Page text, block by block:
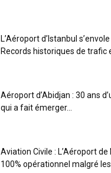
L’Aéroport d’Istanbul
Records historiques de trafic
Aéroport d’Abidjan : 30 ans
qui a fait émerger...
Aviation Civile : L’Aéroport
100% opérationnel malgré les...